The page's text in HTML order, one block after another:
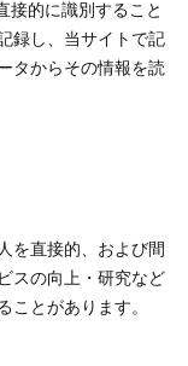
接的に識別すること
録し、当サイトで記
タからその情報を読
を直接的、および間
スの向上・研究など
ことがあります。